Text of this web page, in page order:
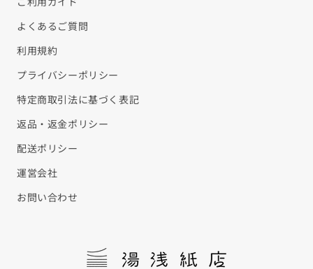
よくあるご質問
利用規約
プライバシーポリシー
特定商取引法に基づく表記
返品・返金ポリシー
配送ポリシー
運営会社
お問い合わせ